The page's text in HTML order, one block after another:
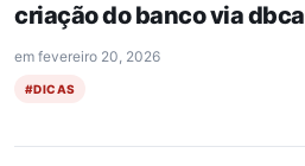
criação do banco via dbca
em fevereiro 20, 2026
#DICAS